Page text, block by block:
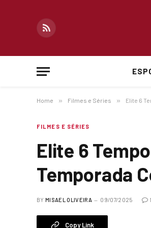
RSS
Home » Filmes e Séries » Elite 6
FILMES E SÉRIES
Elite 6
Temporada
BY MISAEL OLIVEIRA 09/07/2025
Copy Link